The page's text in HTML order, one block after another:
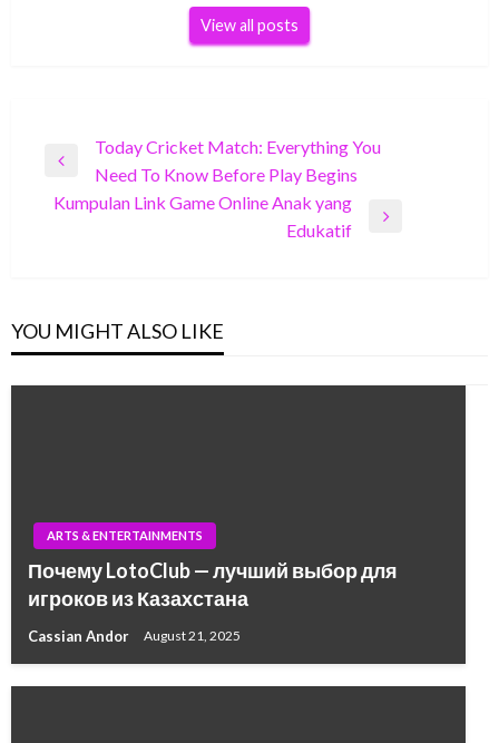
View all posts
navigation
Previous
Post
Today Cricket Match: Everything You
Need To Know Before Play Begins
Kumpulan Link Game Online Anak yang
Edukatif
YOU MIGHT ALSO LIKE
ARTS & ENTERTAINMENTS
Почему LotoClub — лучший выбор для
игроков из Казахстана
Cassian Andor August 21, 2025